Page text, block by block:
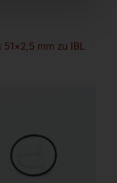
51×2,5 mm zu IBL